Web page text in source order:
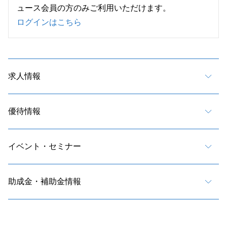
ュース会員の方のみご利用いただけます。
ログインはこちら
求人情報
優待情報
イベント・セミナー
助成金・補助金情報